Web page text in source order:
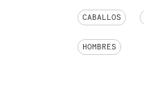
CABALLOS
HOMBRES